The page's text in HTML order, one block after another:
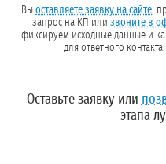
Вы оставляете заявку на сайте,
запрос на КП или звоните в
фиксируем исходные данные и канал связи
для ответного контакта.
Оставьте заявкуили
этапа